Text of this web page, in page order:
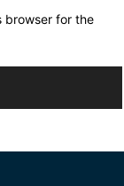
browser for the